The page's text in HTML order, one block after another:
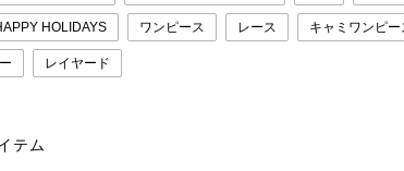
HOLIDAYS ワンピース レース キャミワンピー
レイヤード
テム